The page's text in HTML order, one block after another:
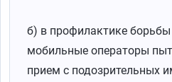
б) в профилактике
мобильные операторы
прием с подозрительных